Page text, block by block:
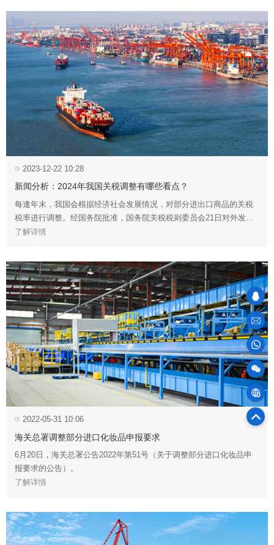
2023-12-22 10:28
新闻分析：2024年我国关税调整有哪些看点？
每逢年末，我国会根据经济社会发展情况，对部分进出口商品的关税
税率进行调整。经国务院批准，国务院关税税则委员会21日对外发布
公告，明确了2024年我国关税调整方案。
了解详情
2022-05-31 10:06
海关总署调整部分进口化妆品申报要求
6月20日，海关总署公告2022年第51号（关于调整部分进口化妆品申
报要求的公告）。
了解详情